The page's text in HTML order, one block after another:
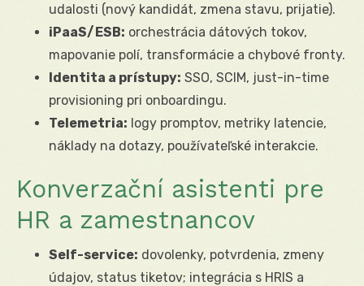
udalosti (nový kandidát, zmena stavu, prijatie).
iPaaS/ESB: orchestrácia dátových tokov,
mapovanie polí, transformácie a chybové fronty.
Identita a prístupy: SSO, SCIM, just-in-time
provisioning pri onboardingu.
Telemetria: logy promptov, metriky latencie,
náklady na dotazy, používateľské interakcie.
Konverzační asistenti pre
HR a zamestnancov
Self-service: dovolenky, potvrdenia, zmeny
údajov, status tiketov; integrácia s HRIS a